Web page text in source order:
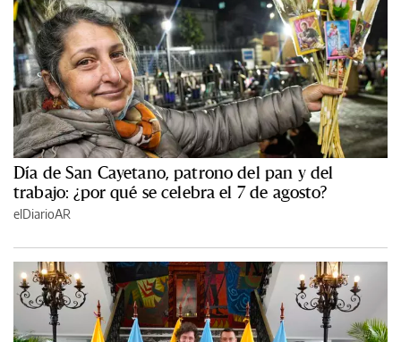
Día de San Cayetano, patrono del pan y del
trabajo: ¿por qué se celebra el 7 de agosto?
elDiarioAR